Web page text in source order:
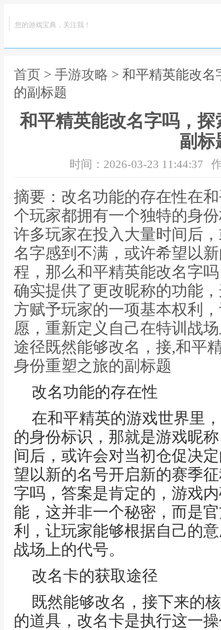
您的游戏宝典，关注我！
首页 > 手游攻略 > 和平精英能改
的副标题
和平精英能改名字吗，
副标
时间：2026-03-23 11:44:37
摘要：改名功能的存在性在
个玩家都拥有一个独特的身
许多玩家在投入大量时间后
名字感到不满，或许希望以
程，那么和平精英能改名字
确实提供了更改昵称的功能
方赋予玩家的一项基本权利
愿，重新定义自己在特训战
途径既然能够改名，接,和平
身份重塑之旅的副标题
改名功能的存在性
在和平精英的游戏世界里
的身份标识，那就是游戏昵
间后，或许会对当初仓促决
望以新的名号开启新的赛季
字吗，答案是肯定的，游戏
能，这并非一个秘密，而是
利，让玩家能够根据自己的
战场上的代号。
改名卡的获取途径
既然能够改名，接下来的
的道具，改名卡是执行这一